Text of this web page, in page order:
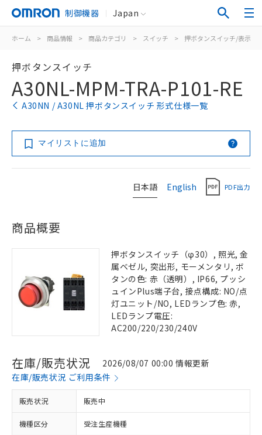
制御機器 Japan
ホーム > 商品情報 > 商品カテゴリ > スイッチ > 押ボタンスイッチ/表示灯
押ボタンスイッチ
A30NL-MPM-TRA-P101-RE
A30NN / A30NL 押ボタンスイッチ 形式仕様一覧
マイリストに追加
日本語 English PDF出力
商品概要
押ボタンスイッチ（φ30）, 照光, 金
属ベゼル, 突出形, モーメンタリ, ボ
タンの色: 赤（透明）, IP66, プッシ
ュインPlus端子台, 接点構成: NO/点
灯ユニット/NO, LEDランプ色: 赤,
LEDランプ電圧:
AC200/220/230/240V
在庫/販売状況
2026/08/07 00:00 情報更新
在庫/販売状況 ご利用条件
販売状況 販売中
機種区分 受注生産機種